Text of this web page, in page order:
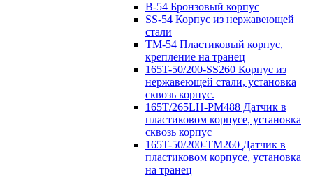
B-54 Бронзовый корпус
SS-54 Корпус из нержавеющей
стали
TM-54 Пластиковый корпус,
крепление на транец
165T-50/200-SS260 Корпус из
нержавеющей стали, установка
сквозь корпус.
165T/265LH-PM488 Датчик в
пластиковом корпусе, установка
сквозь корпус
165T-50/200-TM260 Датчик в
пластиковом корпусе, установка
на транец